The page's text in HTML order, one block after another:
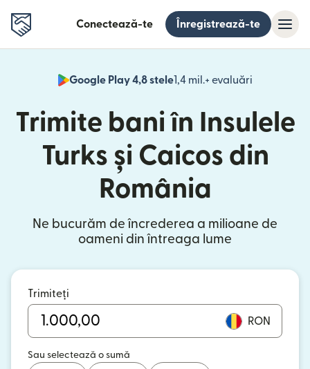
Conectează-te Înregistrează-te
Google Play 4,8 stele1,4 mil.+ evaluări
(se
Trimite bani în Insulele
Turks și Caicos din
România
Ne bucurăm de încrederea a milioane de
oameni din întreaga lume
Trimiteți
RON
Sau selectează o sumă